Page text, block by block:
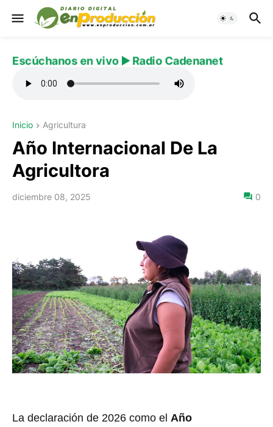
Escúchanos en vivo ▶️ Radio Cadenanet
Inicio Agricultura
Año Internacional De La
Agricultora
diciembre 08, 2025 0
La declaración de 2026 como el Año